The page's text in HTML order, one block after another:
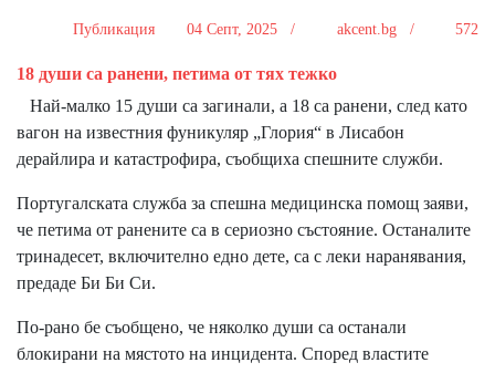
Публикация 04 Септ, 2025 / akcent.bg / 572
18 души са ранени, петима от тях тежко
Най-малко 15 души са загинали, а 18 са ранени, след като
вагон на известния фуникуляр „Глория“ в Лисабон
дерайлира и катастрофира, съобщиха спешните служби.
Португалската служба за спешна медицинска помощ заяви,
че петима от ранените са в сериозно състояние. Останалите
тринадесет, включително едно дете, са с леки наранявания,
предаде Би Би Си.
По-рано бе съобщено, че няколко души са останали
блокирани на мястото на инцидента. Според властите